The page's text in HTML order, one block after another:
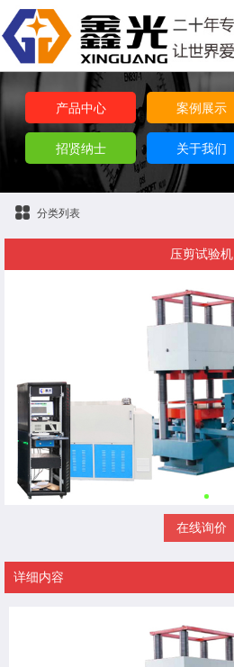
产品中心 案例展示
招贤纳士 关于我们
分类列表
压剪试验机
在线询价
详细内容